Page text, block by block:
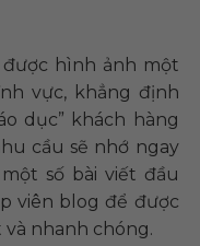
hình ảnh một
vực, khẳng định
dục” khách hàng
cầu sẽ nhớ ngay
số bài viết đầu
viên blog để được
và nhanh chóng.